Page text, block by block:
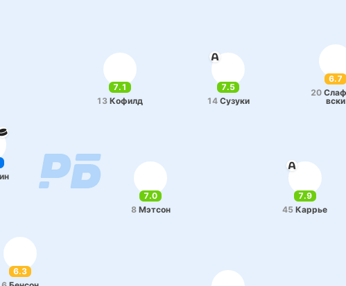
6.3
7.0
8 Мэтсон
7.9
45 Каррье
6.7
20
вски
7.1
13 Кофилд
7.5
14 Сузуки